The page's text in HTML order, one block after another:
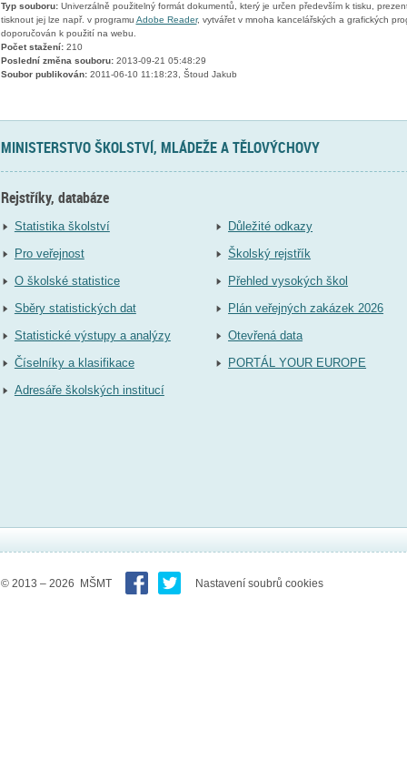
Typ souboru:Univerzálně použitelný formát dokumentů, který je určen především k tisku,
tisknout jej lze např. v programu Adobe Reader, vytvářet v mnoha kancelářských a grafických
doporučován k použití na webu.
Počet stažení:210
Poslední změna souboru:2013-09-21 05:48:29
Soubor publikován:2011-06-10 11:18:23, Štoud Jakub
MINISTERSTVO ŠKOLSTVÍ, MLÁDEŽE A TĚLOVÝCHOVY
Rejstříky, databáze
Statistika školství
Pro veřejnost
O školské statistice
Sběry statistických dat
Statistické výstupy a analýzy
Číselníky a klasifikace
Adresáře školských institucí
Důležité odkazy
Školský rejstřík
Přehled vysokých škol
Plán veřejných zakázek 2026
Otevřená data
PORTÁL YOUR EUROPE
© 2013 – 2026 MŠMT Nastavení soubrů cookies